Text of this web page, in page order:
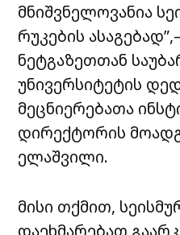
მნიშვნელოვანია
რუკების
ნეტგაზეთთან
უნივერსიტეტის
მეცნიერებათა
დირექტორის
ელაშვილი.
მისი თქმით,